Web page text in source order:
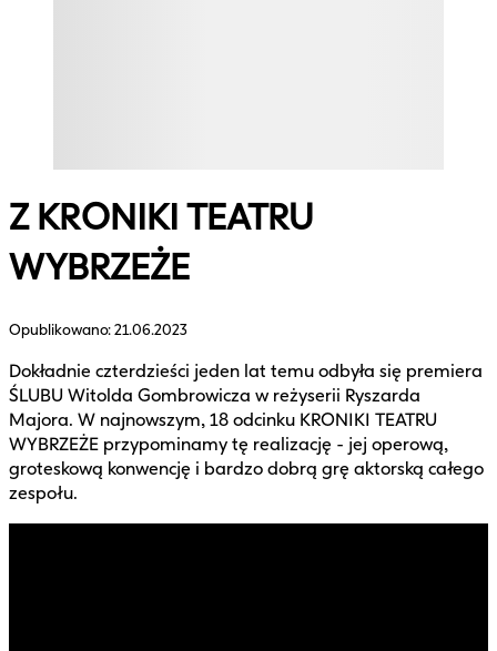
Z KRONIKI TEATRU
WYBRZEŻE
Opublikowano:21.06.2023
Dokładnie czterdzieści jeden lat temu odbyła się premiera
ŚLUBU Witolda Gombrowicza w reżyserii Ryszarda
Majora. W najnowszym, 18 odcinku KRONIKI TEATRU
WYBRZEŻE przypominamy tę realizację - jej operową,
groteskową konwencję i bardzo dobrą grę aktorską całego
zespołu.